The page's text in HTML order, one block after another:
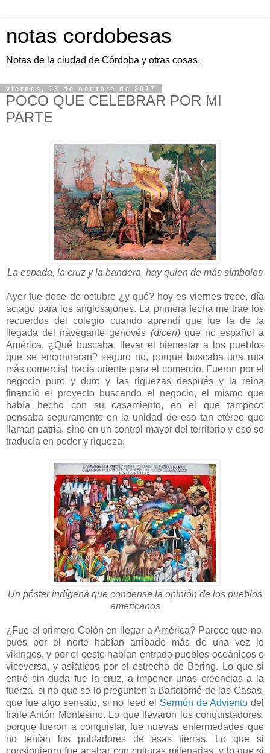
notas cordobesas
Notas de la ciudad de Córdoba y otras cosas.
viernes, 13 de octubre de 2017
POCO QUE CELEBRAR POR MI
PARTE
La espada, la cruz y la bandera, hay quien de más símbolos
Ayer fue doce de octubre ¿y qué? hoy es viernes trece, día
aciago para los anglosajones. La primera fecha me trae los
recuerdos del colegio cuando aprendí que fue la de la
llegada del navegante genovés (dicen)que no español a
América. ¿Qué buscaba, llevar el bienestar a los pueblos
que se encontraran? seguro no, porque buscaba una ruta
más comercial hacia oriente para el comercio. Fueron por el
negocio puro y duro y las riquezas después y la reina
financió el proyecto buscando el negocio, el mismo que
había hecho con su casamiento, en el que tampoco
pensaba seguramente en la unidad de eso tan etéreo que
llaman patria, sino en un control mayor del territorio y eso se
traducía en poder y riqueza.
Un póster indígena que condensa la opinión de los pueblos
americanos
¿Fue el primero Colón en llegar a América? Parece que no,
pues por el norte habían arribado más de una vez lo
vikingos, y por el oeste habían entrado pueblos oceánicos o
viceversa, y asiáticos por el estrecho de Bering. Lo que si
entró sin duda fue la cruz, a imponer unas creencias a la
fuerza, si no que se lo pregunten a Bartolomé de las Casas,
que fue algo sensato, si no leed el Sermón de Advientodel
fraile Antón Montesino. Lo que llevaron los conquistadores,
porque fueron a conquistar, fue nuevas enfermedades que
no tenían los pobladores de esas tierras. Lo que si
consiguieron fue acabar con culturas milenarias, y lo que si